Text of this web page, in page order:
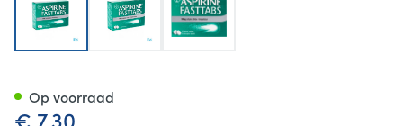
€ 7,30
Op voorraad